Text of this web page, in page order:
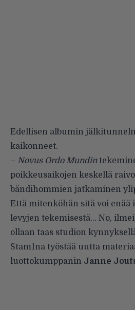
Edellisen albumin
kaikonneet.
– Novus Ordo Mundin
poikkeusaikojen keskellä
bändihommien jatkaminen
Että mitenköhän sitä voi enää
levyjen tekemisestä… No,
ollaan taas studion
Stam1na työstää uutta
luottokumppanin Janne